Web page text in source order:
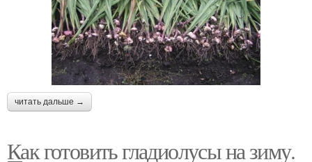
читать дальше →
Как готовить гладиолусы на зиму.